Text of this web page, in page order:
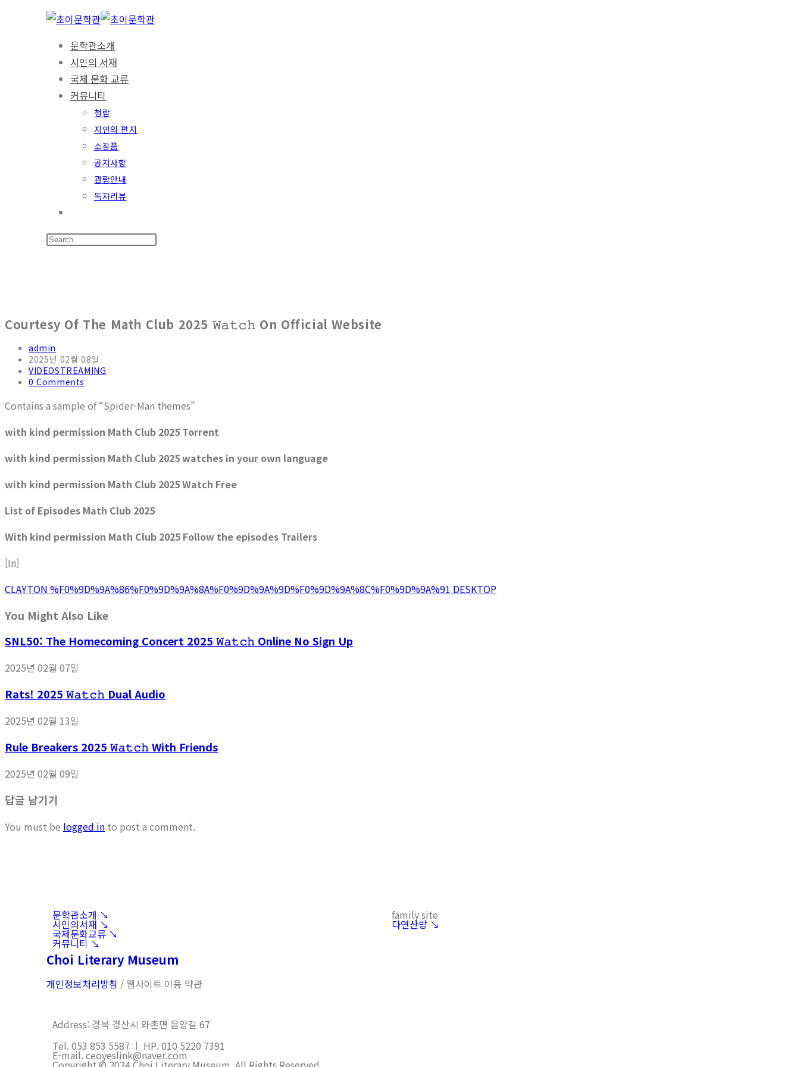
문학관소개
시인의 서재
국제 문화 교류
커뮤니티
청람
지인의 편지
소장품
공지사항
관람안내
독자리뷰
Courtesy Of The Math Club 2025 𝚆𝚊𝚝𝚌𝚑 On Official Website
admin
2025년 02월 08일
VIDEOSTREAMING
0 Comments
Contains a sample of “Spider-Man themes”
with kind permission Math Club 2025 Torrent
with kind permission Math Club 2025 watches in your own language
with kind permission Math Club 2025 Watch Free
List of Episodes Math Club 2025
With kind permission Math Club 2025 Follow the episodes Trailers
[In]
CLAYTON %F0%9D%9A%86%F0%9D%9A%8A%F0%9D%9A%9D%F0%9D%9A%8C%F0%9D%9A%91 DESKTOP
You Might Also Like
SNL50: The Homecoming Concert 2025 𝚆𝚊𝚝𝚌𝚑 Online No Sign Up
2025년 02월 07일
Rats! 2025 𝚆𝚊𝚝𝚌𝚑 Dual Audio
2025년 02월 13일
Rule Breakers 2025 𝚆𝚊𝚝𝚌𝚑 With Friends
2025년 02월 09일
답글 남기기
You must be logged in to post a comment.
문학관소개 ↘︎
시인의서재 ↘︎
국제문화교류 ↘︎
커뮤니티 ↘︎
family site
다연산방 ↘︎
Choi Literary Museum
개인정보처리방침 / 웹사이트 이용 약관
Address: 경북 경산시 와촌면 음양길 67
Tel. 053 853 5587 ㅣ HP. 010 5220 7391
E-mail. ceoyeslink@naver.com